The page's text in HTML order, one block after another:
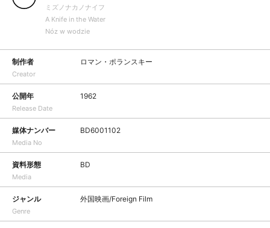
ミズノナカノナイフ
A Knife in the Water
Nóz w wodzie
制作者
Creator
ロマン・ポランスキー
公開年
Release Date
1962
媒体ナンバー
Media No
BD6001102
資料形態
Media
BD
ジャンル
Genre
外国映画/Foreign Film